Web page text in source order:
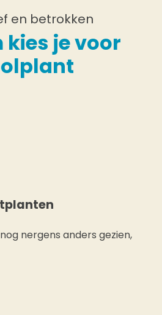
en betrokken
kies je voor
nergens anders gezien,